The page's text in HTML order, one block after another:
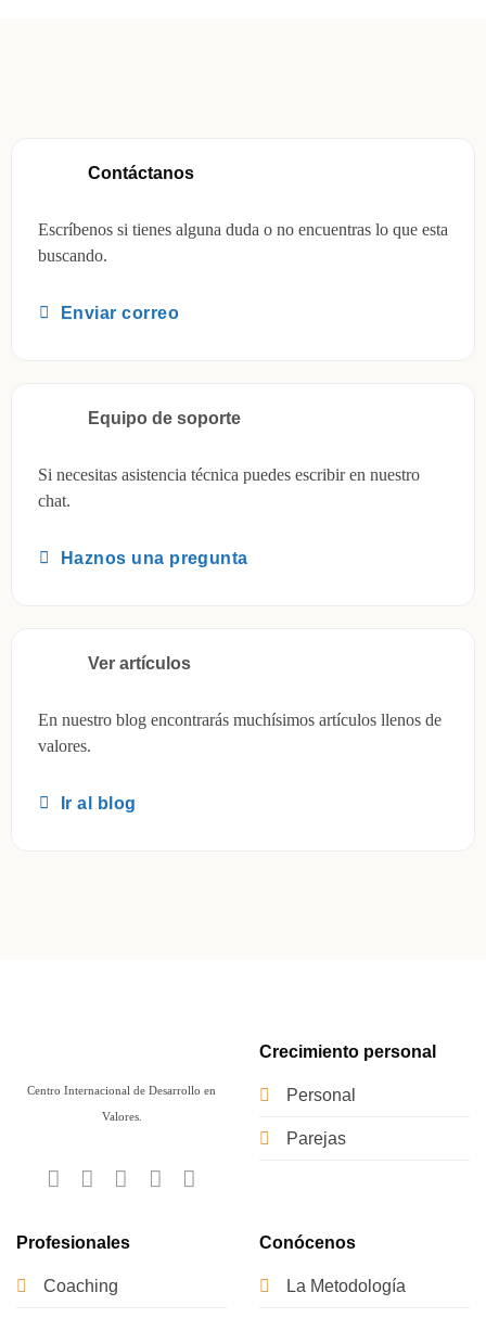
Contáctanos
Escríbenos si tienes alguna duda o no encuentras lo que esta
buscando.
Enviar correo
Equipo de soporte
Si necesitas asistencia técnica puedes escribir en nuestro
chat.
Haznos una pregunta
Ver artículos
En nuestro blog encontrarás muchísimos artículos llenos de
valores.
Ir al blog
Centro Internacional de Desarrollo en
Valores.
Crecimiento personal
Personal
Parejas
Profesionales
Coaching
Conócenos
La Metodología